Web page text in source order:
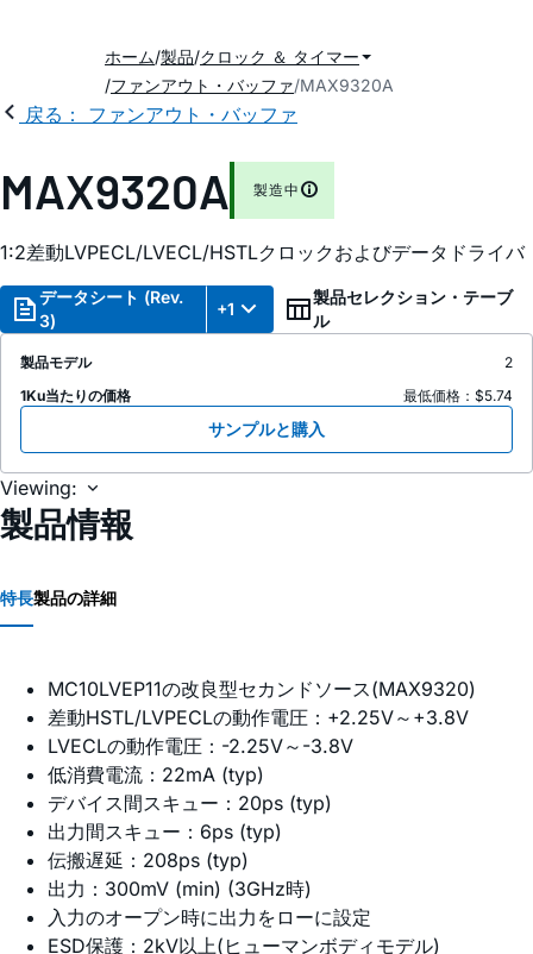
ホーム 製品 クロック ＆ タイマー
ファンアウト・バッファ MAX9320A
戻る： ファンアウト・バッファ
MAX9320A 製造中
1:2差動LVPECL/LVECL/HSTLクロックおよびデータドライバ
データシート (Rev.
3)
+1
製品セレクション・テーブ
ル
製品モデル
2
1Ku当たりの価格
最低価格：$5.74
サンプルと購入
Viewing:
製品情報
特長製品の詳細
MC10LVEP11の改良型セカンドソース(MAX9320)
差動HSTL/LVPECLの動作電圧：+2.25V～+3.8V
LVECLの動作電圧：-2.25V～-3.8V
低消費電流：22mA (typ)
デバイス間スキュー：20ps (typ)
出力間スキュー：6ps (typ)
伝搬遅延：208ps (typ)
出力：300mV (min) (3GHz時)
入力のオープン時に出力をローに設定
ESD保護：2kV以上(ヒューマンボディモデル)